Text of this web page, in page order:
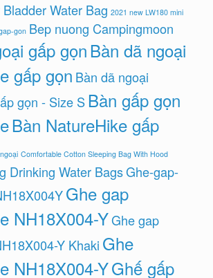
Water Bag 2021 new LW180 mini
gon Bep nuong Campingmoon
gấp gọnBàn dã ngoại
gấp gọn Bàn dã ngoại
gọn - Size SBàn gấp gọn
Bàn NatureHike gấp
Comfortable Cotton Sleeping Bag With Hood
Drinking Water BagsGhe-gap-
Ghe gap
NH18X004-YGhe gap
Y Khaki Ghe
NH18X004-YGhế gấp